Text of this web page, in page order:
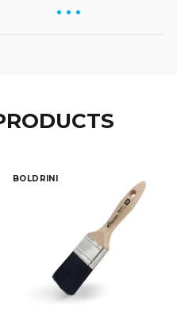
• • •
BOLDRINI